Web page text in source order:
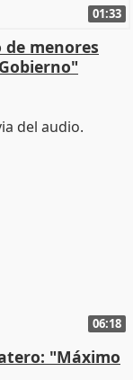
01:33
menores
06:18
"Máximo